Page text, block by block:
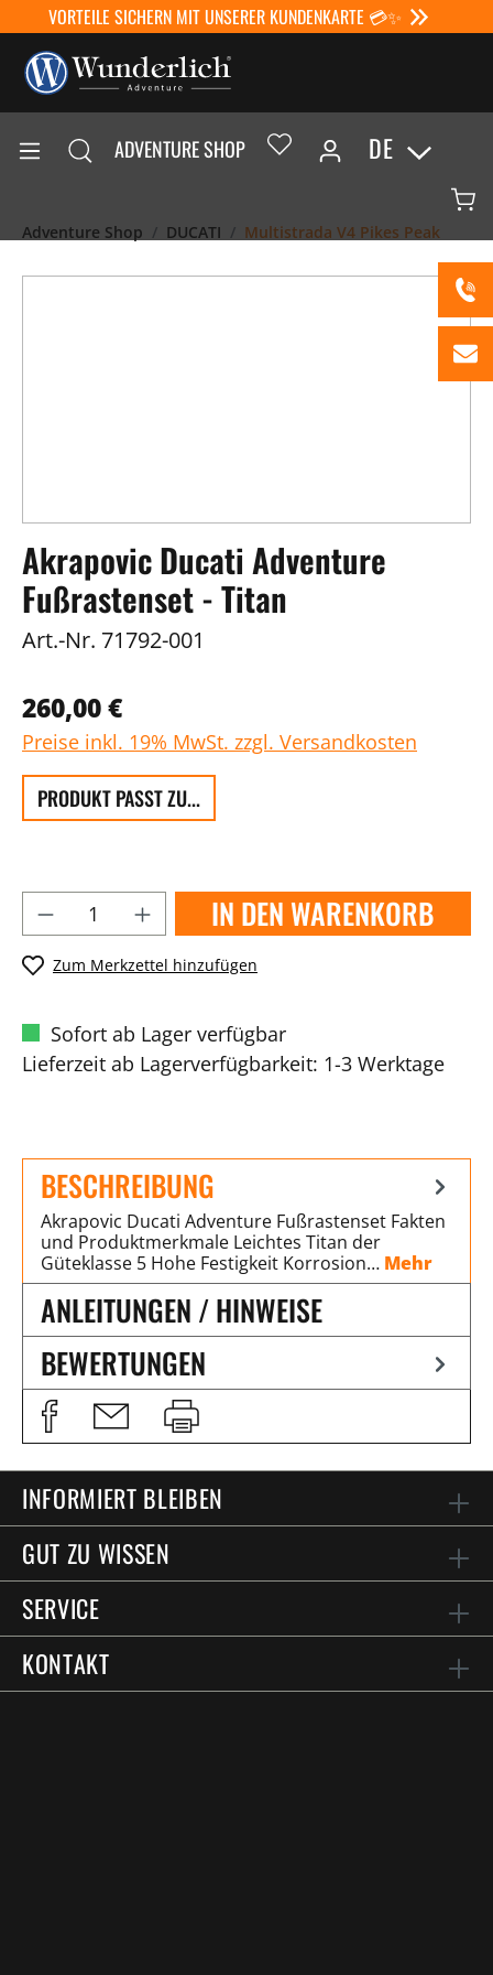
VORTEILE SICHERN MIT UNSERER KUNDENKARTE 💳✨
ADVENTURE SHOP DE
Adventure Shop DUCATI Multistrada V4 Pikes Peak
Akrapovic Ducati Adventure
Fußrastenset - Titan
Art.-Nr. 71792-001
260,00 €
Preise inkl. 19% MwSt. zzgl. Versandkosten
PRODUKT PASST ZU...
IN DEN WARENKORB
Zum Merkzettel hinzufügen
Sofort ab Lager verfügbar
Lieferzeit ab Lagerverfügbarkeit: 1-3 Werktage
BESCHREIBUNG
Akrapovic Ducati Adventure Fußrastenset Fakten
und Produktmerkmale Leichtes Titan der
Güteklasse 5 Hohe Festigkeit Korrosion… Mehr
ANLEITUNGEN / HINWEISE
BEWERTUNGEN
INFORMIERT BLEIBEN
GUT ZU WISSEN
SERVICE
KONTAKT